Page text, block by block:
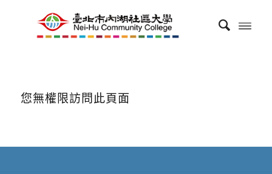
您無權限訪問此頁面